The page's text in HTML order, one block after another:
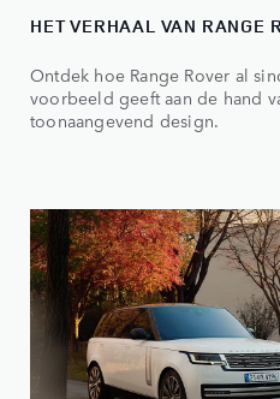
HET VERHAAL VAN RANGE
Ontdek hoe Range Rover al
voorbeeld geeft aan de hand
toonaangevend design.